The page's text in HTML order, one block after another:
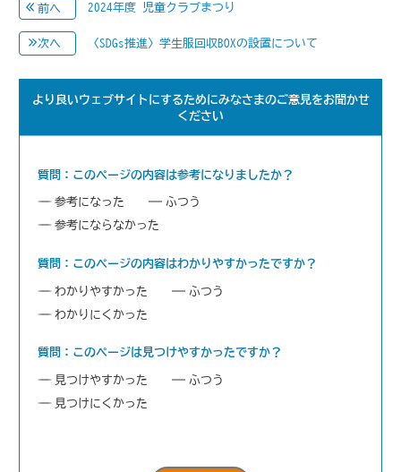
前へ 2024年度 児童クラブまつり
次へ 〈SDGs推進〉学生服回収BOXの設置について
より良いウェブサイトにするためにみなさまのご意見をお聞かせ
ください
質問：このページの内容は参考になりましたか？
参考になった
ふつう
参考にならなかった
質問：このページの内容はわかりやすかったですか？
わかりやすかった
ふつう
わかりにくかった
質問：このページは見つけやすかったですか？
見つけやすかった
ふつう
見つけにくかった